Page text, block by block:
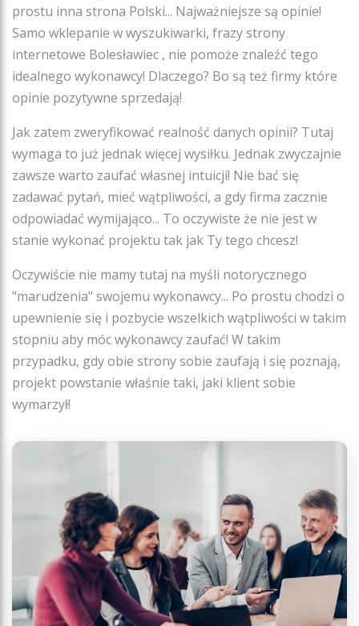
prostu inna strona Polski... Najważniejsze są opinie!
Samo wklepanie w wyszukiwarki, frazy strony
internetowe Bolesławiec , nie pomoże znaleźć tego
idealnego wykonawcy! Dlaczego? Bo są też firmy które
opinie pozytywne sprzedają!
Jak zatem zweryfikować realność danych opinii? Tutaj
wymaga to już jednak więcej wysiłku. Jednak zwyczajnie
zawsze warto zaufać własnej intuicji! Nie bać się
zadawać pytań, mieć wątpliwości, a gdy firma zacznie
odpowiadać wymijająco... To oczywiste że nie jest w
stanie wykonać projektu tak jak Ty tego chcesz!
Oczywiście nie mamy tutaj na myśli notorycznego
"marudzenia" swojemu wykonawcy... Po prostu chodzi o
upewnienie się i pozbycie wszelkich wątpliwości w takim
stopniu aby móc wykonawcy zaufać! W takim
przypadku, gdy obie strony sobie zaufają i się poznają,
projekt powstanie właśnie taki, jaki klient sobie
wymarzył!